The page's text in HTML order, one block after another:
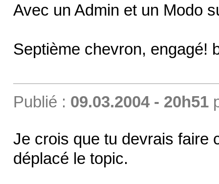
Avec un Admin et un Modo
Septième chevron, engagé!
Publié : 09.03.2004 - 20h51
Je crois que tu devrais faire
déplacé le topic.